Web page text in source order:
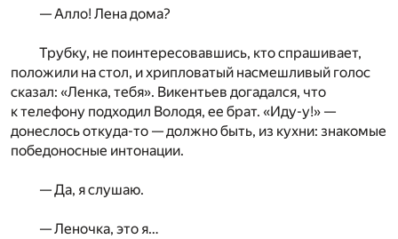
— Алло! Лена дома?
Трубку, не поинтересовавшись, кто спрашивает,
положили на стол, и хрипловатый насмешливый голос
сказал: «Ленка, тебя». Викентьев догадался, что
к телефону подходил Володя, ее брат. «Иду-у!» —
донеслось откуда-то — должно быть, из кухни: знакомые
победоносные интонации.
— Да, я слушаю.
— Леночка, это я…